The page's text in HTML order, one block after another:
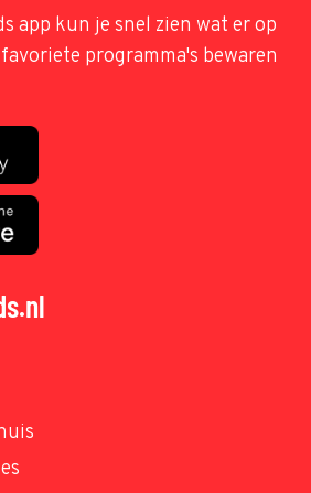
app kun je snel zien wat er op
programma's bewaren